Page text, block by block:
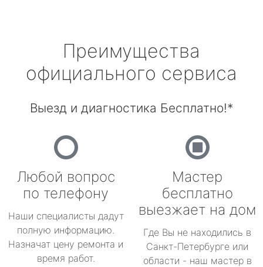
Преимущества
официального сервиса
Выезд и диагностика Бесплатно!*
Любой вопрос
по телефону
Наши специалисты дадут
полную информацию.
Назначат цену ремонта и
время работ.
Мастер
бесплатно
выезжает на дом
Где Вы не находились в
Санкт-Петербурге или
области - наш мастер в